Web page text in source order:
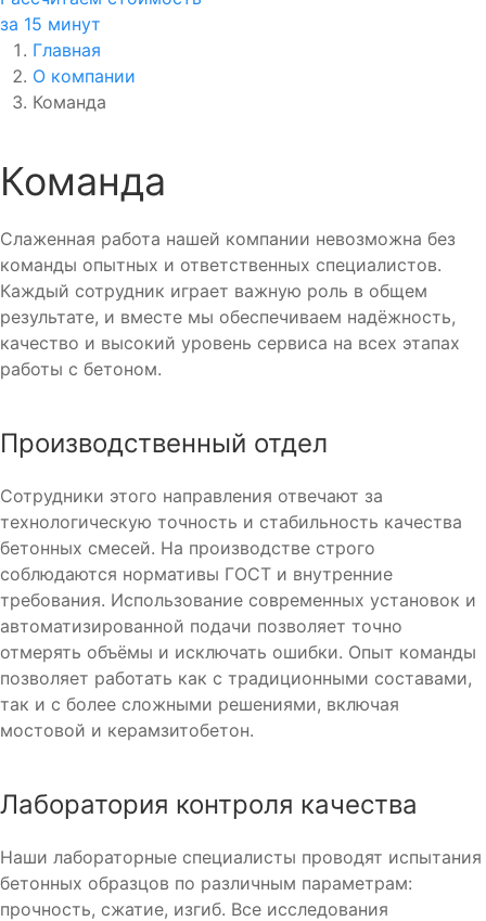
за 15 минут
Главная
О компании
Команда
Команда
Слаженная работа нашей компании невозможна без
команды опытных и ответственных специалистов.
Каждый сотрудник играет важную роль в общем
результате, и вместе мы обеспечиваем надёжность,
качество и высокий уровень сервиса на всех этапах
работы с бетоном.
Производственный отдел
Сотрудники этого направления отвечают за
технологическую точность и стабильность качества
бетонных смесей. На производстве строго
соблюдаются нормативы ГОСТ и внутренние
требования. Использование современных установок и
автоматизированной подачи позволяет точно
отмерять объёмы и исключать ошибки. Опыт команды
позволяет работать как с традиционными составами,
так и с более сложными решениями, включая
мостовой и керамзитобетон.
Лаборатория контроля качества
Наши лабораторные специалисты проводят испытания
бетонных образцов по различным параметрам:
прочность, сжатие, изгиб. Все исследования